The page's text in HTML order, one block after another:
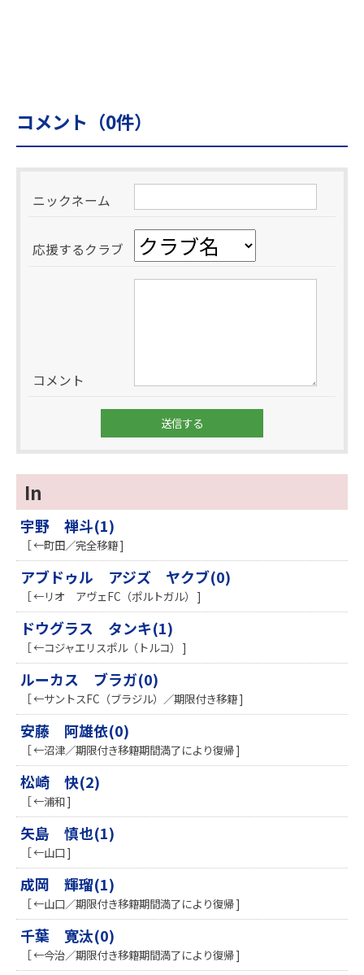
コメント（0件）
ニックネーム
応援するクラブ
コメント
In
宇野 禅斗(1)
［ ←町田／完全移籍 ]
アブドゥル アジズ ヤクブ(0)
［ ←リオ アヴェFC（ポルトガル） ]
ドウグラス タンキ(1)
［ ←コジャエリスポル（トルコ） ]
ルーカス ブラガ(0)
［ ←サントスFC（ブラジル）／期限付き移籍 ]
安藤 阿雄依(0)
［ ←沼津／期限付き移籍期間満了により復帰 ]
松崎 快(2)
［ ←浦和 ]
矢島 慎也(1)
［ ←山口 ]
成岡 輝瑠(1)
［ ←山口／期限付き移籍期間満了により復帰 ]
千葉 寛汰(0)
［ ←今治／期限付き移籍期間満了により復帰 ]